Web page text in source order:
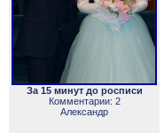
За 15 минут до росписи
Комментарии: 2
Александр